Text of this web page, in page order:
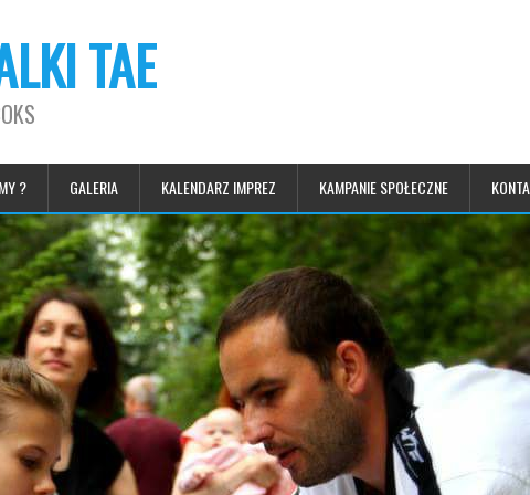
TAE
? GALERIA KALENDARZ IMPREZ KAMPANIE SPOŁECZNE